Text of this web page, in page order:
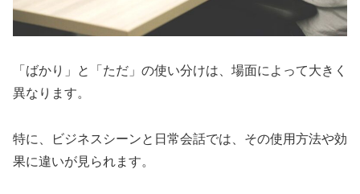
「ばかり」と「ただ」の使い分けは、場面によって大きく
異なります。
特に、ビジネスシーンと日常会話では、その使用方法や効
果に違いが見られます。